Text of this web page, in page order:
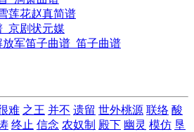
莲花赵真简谱
京剧状元媒
军笛子曲谱_笛子曲谱
难 之王 并不 遗留 世外桃源 联络 酸
终止 信念 农奴制 殿下 幽灵 模仿 垦